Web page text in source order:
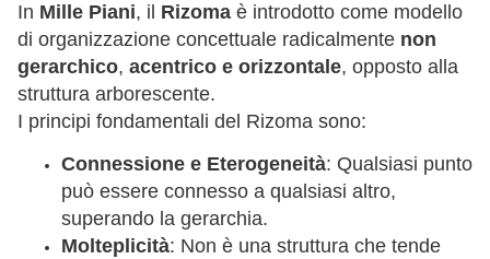
In Mille Piani, il Rizoma è introdotto come modello
di organizzazione concettuale radicalmente non
gerarchico, acentrico e orizzontale, opposto alla
struttura arborescente.
I principi fondamentali del Rizoma sono:
Connessione e Eterogeneità: Qualsiasi punto
può essere connesso a qualsiasi altro,
superando la gerarchia.
Molteplicità: Non è una struttura che tende